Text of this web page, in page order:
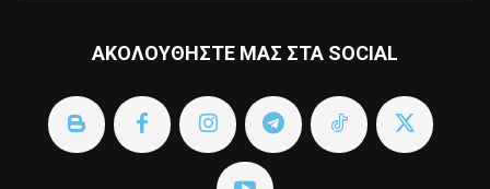
ΑΚΟΛΟΥΘΗΣΤΕ ΜΑΣ ΣΤΑ SOCIAL